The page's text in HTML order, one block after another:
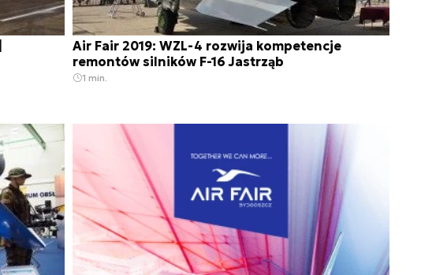
Air Fair 2019: WZL-4 rozwija kompetencje
remontów silników F-16 Jastrząb
1 min.